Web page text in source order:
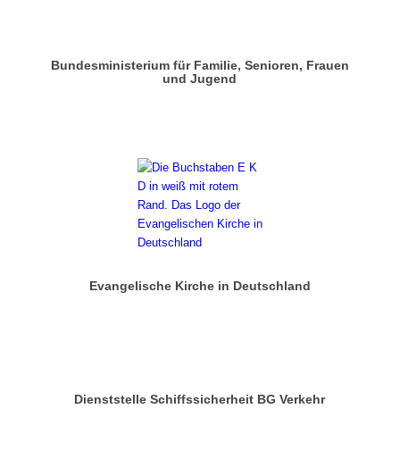
Bundesministerium für Familie, Senioren, Frauen
und Jugend
Evangelische Kirche in Deutschland
Dienststelle Schiffssicherheit BG Verkehr